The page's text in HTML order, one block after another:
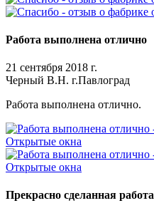
Работа выполнена отлично
21 сентября 2018 г.
Черный В.Н. г.Павлоград
Работа выполнена отлично.
Прекрасно сделанная работа